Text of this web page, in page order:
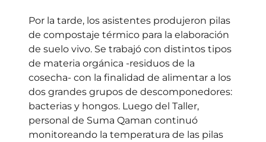
Por la tarde, los asistentes produjeron pilas
de compostaje térmico para la elaboración
de suelo vivo. Se trabajó con distintos tipos
de materia orgánica -residuos de la
cosecha- con la finalidad de alimentar a los
dos grandes grupos de descomponedores:
bacterias y hongos. Luego del Taller,
personal de Suma Qaman continuó
monitoreando la temperatura de las pilas